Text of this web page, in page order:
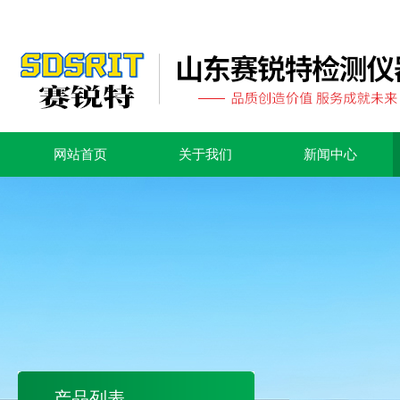
网站首页 关于我们 新闻中心